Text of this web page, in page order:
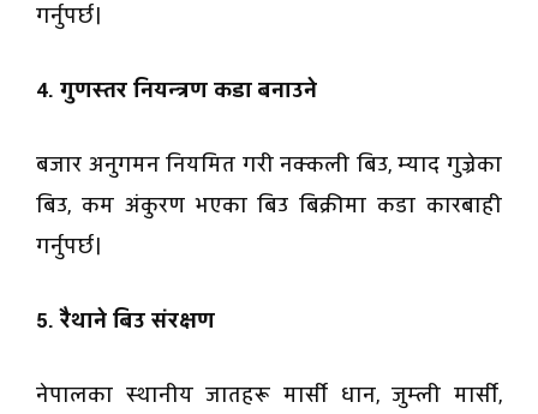
गर्नुपर्छ।
4. गुणस्तर नियन्त्रण कडा बनाउने
बजार अनुगमन नियमित गरी नक्कली बिउ, म्याद गुज्रेका
बिउ, कम अंकुरण भएका बिउ बिक्रीमा कडा कारबाही
गर्नुपर्छ।
5. रैथाने बिउ संरक्षण
नेपालका स्थानीय जातहरू मार्सी धान, जुम्ली मार्सी,